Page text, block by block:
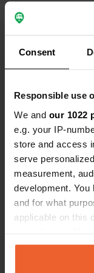
Consent
Responsible use
We and our 1022
e.g. your IP-
store and access
serve
measurement,
development.
and for what
applicable on this
any time from the
the Privacy
Contact
Avenida
15552,